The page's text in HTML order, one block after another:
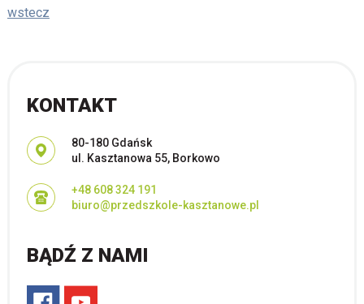
wstecz
KONTAKT
Adres pocztowy:
80-180 Gdańsk
ul. Kasztanowa 55, Borkowo
+48 608 324 191
biuro@przedszkole-kasztanowe.pl
BĄDŹ Z NAMI